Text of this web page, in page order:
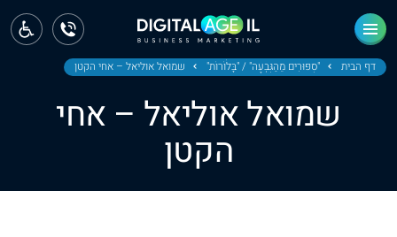
דף הבית "סִפּוּרִים מֵהַגִּבְעָה" / "בָּלֹוֹרוֹת" שמואל אוליאל – אחי הקטן
שמואל אוליאל – אחי
הקטן
ראשי
חדשות
מחוז צפון
מחוז חיפה
מחוז מרכז